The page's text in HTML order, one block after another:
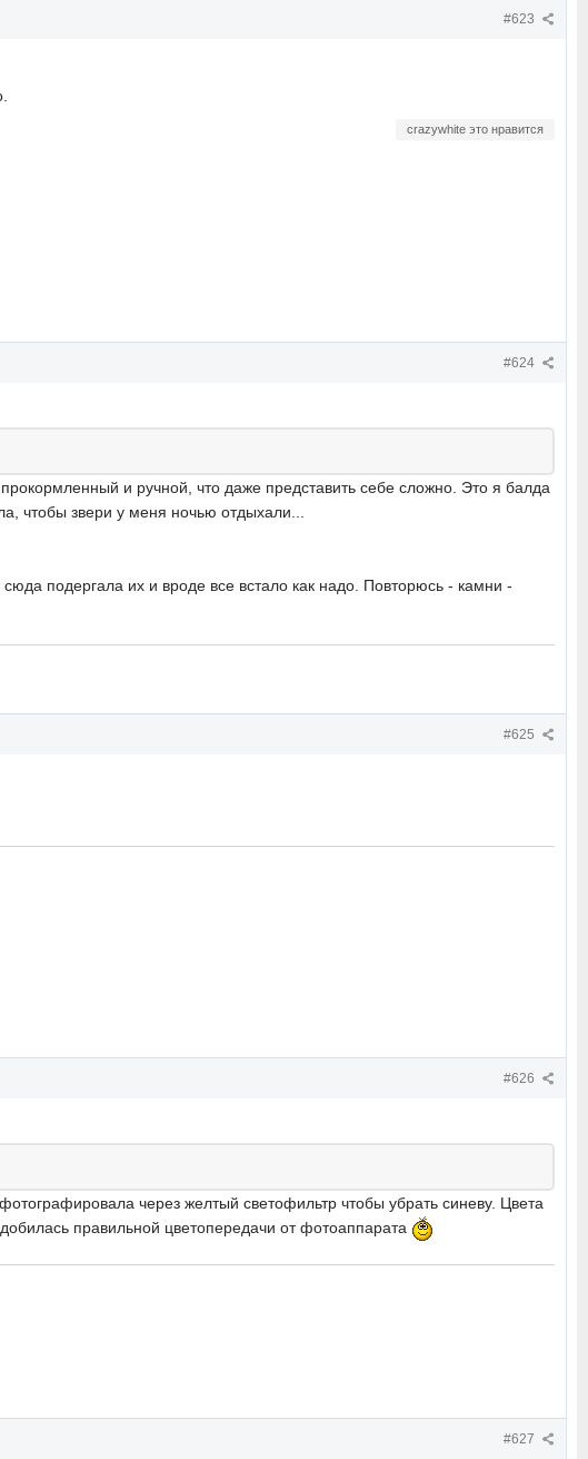
#623
crazywhite это нравится
#624
и ручной, что даже представить себе сложно. Это я балда
чтобы звери у меня ночью отдыхали...
подергала их и вроде все встало как надо. Повторюсь - камни -
#625
#626
через желтый светофильтр чтобы убрать синеву. Цвета
правильной цветопередачи от фотоаппарата
#627